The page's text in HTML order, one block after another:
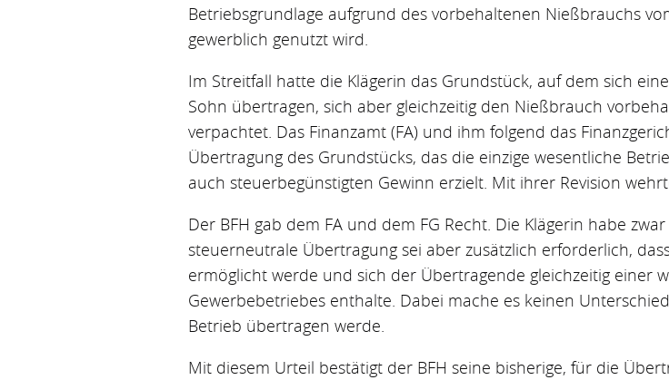
Betriebsgrundlage aufgrund des vorbehaltenen Nießbrauchs
gewerblich genutzt wird.
Im Streitfall hatte die Klägerin das Grundstück, auf dem sich
Sohn übertragen, sich aber gleichzeitig den Nießbrauch
verpachtet. Das Finanzamt (FA) und ihm folgend das
Übertragung des Grundstücks, das die einzige wesentliche
auch steuerbegünstigten Gewinn erzielt. Mit ihrer Revision
Der BFH gab dem FA und dem FG Recht. Die Klägerin habe
steuerneutrale Übertragung sei aber zusätzlich erforderlich,
ermöglicht werde und sich der Übertragende gleichzeitig einer
Gewerbebetriebes enthalte. Dabei mache es keinen
Betrieb übertragen werde.
Mit diesem Urteil bestätigt der BFH seine bisherige, für die